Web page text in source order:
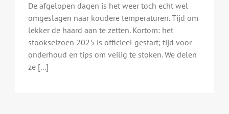
De afgelopen dagen is het weer toch echt wel
omgeslagen naar koudere temperaturen. Tijd om
lekker de haard aan te zetten. Kortom: het
stookseizoen 2025 is officieel gestart; tijd voor
onderhoud en tips om veilig te stoken. We delen
ze [...]